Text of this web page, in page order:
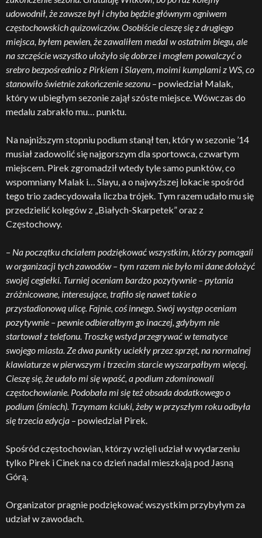
udowodnił, że zawsze był i chyba będzie głównym ogniwem
częstochowskich quizowiczów. Osobiście cieszę się z drugiego
miejsca, byłem pewien, że zawaliłem medal w ostatnim biegu, ale
na szczęście wszystko ułożyło się dobrze i mogłem powalczyć o
srebro bezpośrednio z Pirkiem i Slayem, moimi kumplami z WS, co
stanowiło świetnie zakończenie sezonu – powiedział Malak,
który w ubiegłym sezonie zajął szóste miejsce. Wówczas do
medalu zabrakło mu… punktu.
Na najniższym stopniu podium stanął ten, który w sezonie ’14
musiał zadowolić się najgorszym dla sportowca, czwartym
miejscem. Pirek zgromadził wtedy tyle samo punktów, co
wspomniany Malak i… Slayu, a o najwyższej lokacie spośród
tego trio zadecydowała liczba trójek. Tym razem udało mu się
przedzielić kolegów z „Białych-Skarpetek” oraz z
Częstochowy.
– Na początku chciałem podziękować wszystkim, którzy pomagali
w organizacji tych zawodów – tym razem nie było mi dane dołożyć
swojej cegiełki. Turniej oceniam bardzo pozytywnie – pytania
zróżnicowane, interesujące, trafiło się nawet takie o
przystadionową ulicę. Fajnie, coś innego. Swój występ oceniam
pozytywnie – pewnie odbierałbym go inaczej, gdybym nie
startował z telefonu. Troszkę wstyd przegrywać w tematyce
swojego miasta. Ze dwa punkty uciekły przez sprzęt, na normalnej
klawiaturze w pierwszym i trzecim starcie wyszarpałbym więcej.
Cieszę się, że udało mi się wpaść, a podium zdominowali
częstochowianie. Podobała mi się też obsada dodatkowego o
podium (śmiech). Trzymam kciuki, żeby w przyszłym roku odbyła
się trzecia edycja – powiedział Pirek.
Spośród częstochowian, którzy wzięli udział w wydarzeniu
tylko Pirek i Cinek na co dzień nadal mieszkają pod Jasną
Górą.
Organizator pragnie podziękować wszystkim przybyłym za
udział w zawodach.